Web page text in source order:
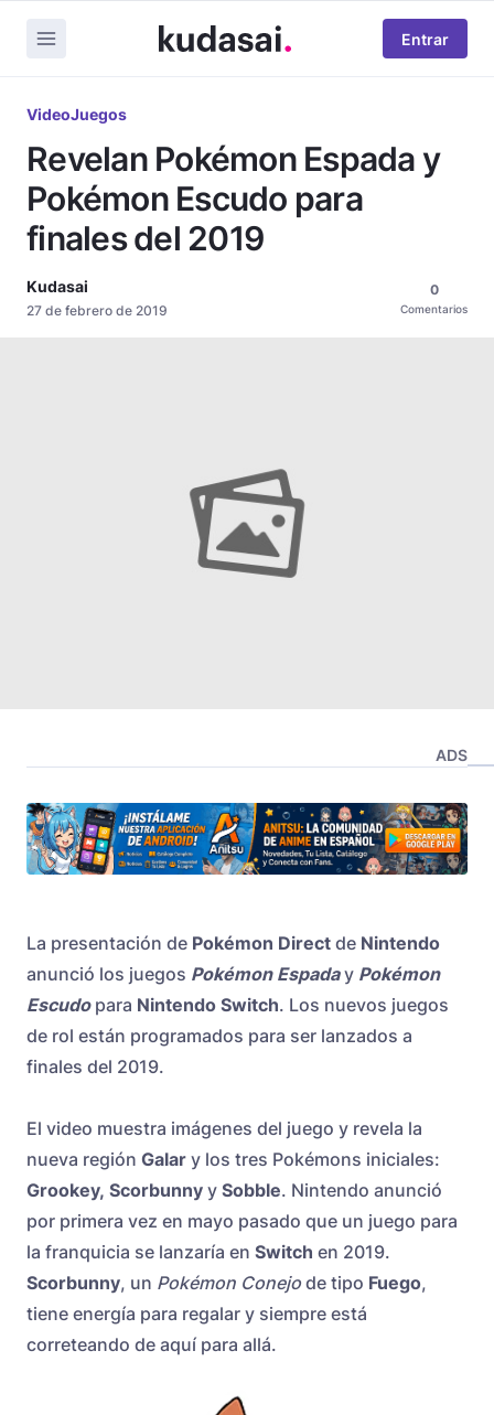
Entrar
VideoJuegos
Revelan Pokémon Espada y
Pokémon Escudo para
finales del 2019
Kudasai
27 de febrero de 2019
0
Comentarios
ADS
La presentación de Pokémon Direct de Nintendo
anunció los juegos Pokémon Espaday Pokémon
Escudopara Nintendo Switch. Los nuevos juegos
de rol están programados para ser lanzados a
finales del 2019.
El video muestra imágenes del juego y revela la
nueva región Galar y los tres Pokémons iniciales:
Grookey, Scorbunny y Sobble. Nintendo anunció
por primera vez en mayo pasado que un juego para
la franquicia se lanzaría en Switch en 2019.
Scorbunny, un Pokémon Conejo de tipo Fuego,
tiene energía para regalar y siempre está
correteando de aquí para allá.